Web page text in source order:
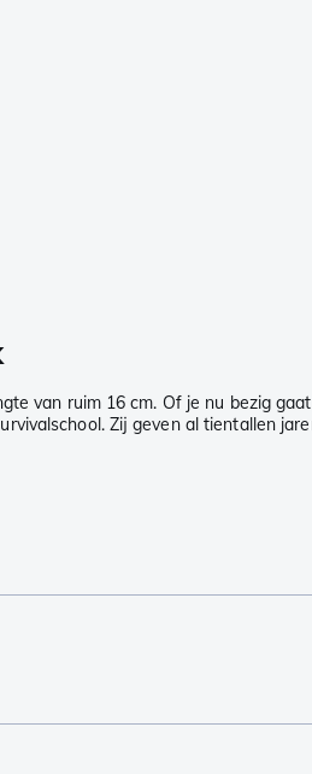
van ruim 16 cm. Of je nu bezig
Zij geven al tientallen